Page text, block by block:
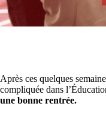
Après ces quelques
compliquée dans
une bonne rentrée.